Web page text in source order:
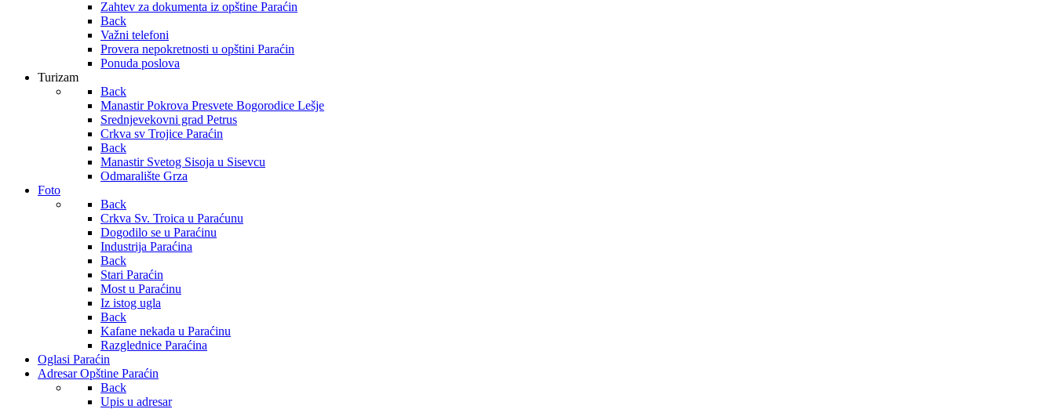
Zahtev za dokumenta iz opštine Paraćin
Back
Važni telefoni
Provera nepokretnosti u opštini Paraćin
Ponuda poslova
Turizam
Back
Manastir Pokrova Presvete Bogorodice Lešje
Srednjevekovni grad Petrus
Crkva sv Trojice Paraćin
Back
Manastir Svetog Sisoja u Sisevcu
Odmaralište Grza
Foto
Back
Crkva Sv. Troica u Paraćunu
Dogodilo se u Paraćinu
Industrija Paraćina
Back
Stari Paraćin
Most u Paraćinu
Iz istog ugla
Back
Kafane nekada u Paraćinu
Razglednice Paraćina
Oglasi Paraćin
Adresar Opštine Paraćin
Back
Upis u adresar